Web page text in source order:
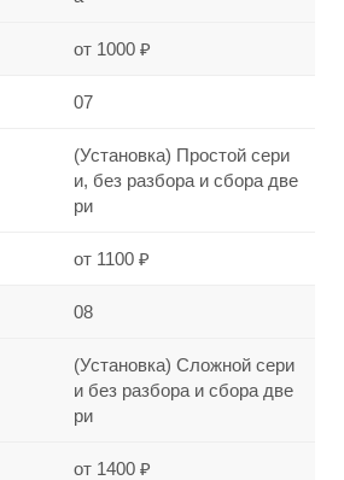
от 1000 ₽
07
(Установка) Простой сери
и, без разбора и сбора две
ри
от 1100 ₽
08
(Установка) Сложной сери
и без разбора и сбора две
ри
от 1400 ₽